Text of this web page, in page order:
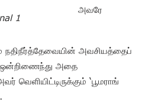
1
அவரே
நதிநீர்த்தேவையின் அவசியத்தைப்
ஒன்றிணைந்து அதை
வெளியிட்டிருக்கும் ‘பூமராங்